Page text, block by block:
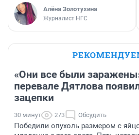
Алёна Золотухина
Журналист НГС
«Они все были
перевале Дятлова
зацепки
30 минут 273 Обсудить
Победили опухоль размером с